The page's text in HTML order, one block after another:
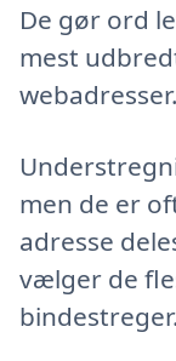
De gør ord
mest
webadresser.
men de er
adresse
vælger de
bindestreger.